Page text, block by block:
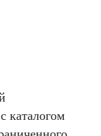
каталогом